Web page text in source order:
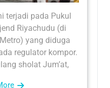
terjadi pada Pukul
Riyachudu (di
yang diduga
regulator kompor.
sholat Jum’at,